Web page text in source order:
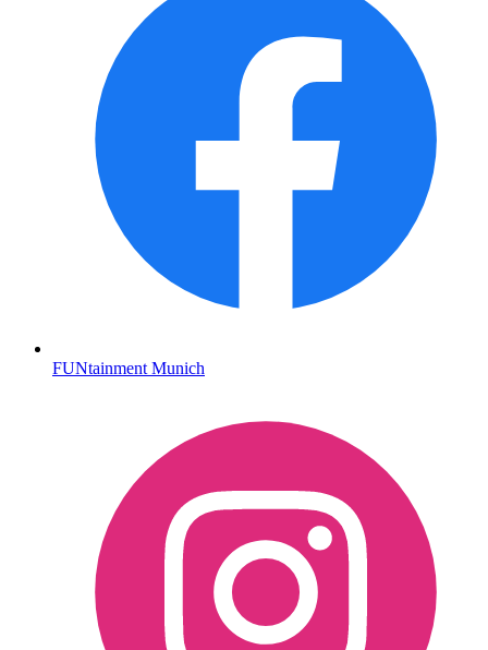
FUNtainment Munich